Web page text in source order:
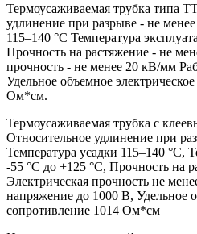
Термоусаживаемая трубка типа
удлинение при разрыве - не
115–140 °C Температура
Прочность на растяжение - не
прочность - не менее 20 кВ/мм
Удельное объемное
Ом*см.
Термоусаживаемая трубка с
Относительное удлинение при
Температура усадки 115–140 °C,
-55 °C до +125 °C, Прочность на
Электрическая прочность не
напряжение до 1000 В, Удельное
сопротивление 1014 Ом*см